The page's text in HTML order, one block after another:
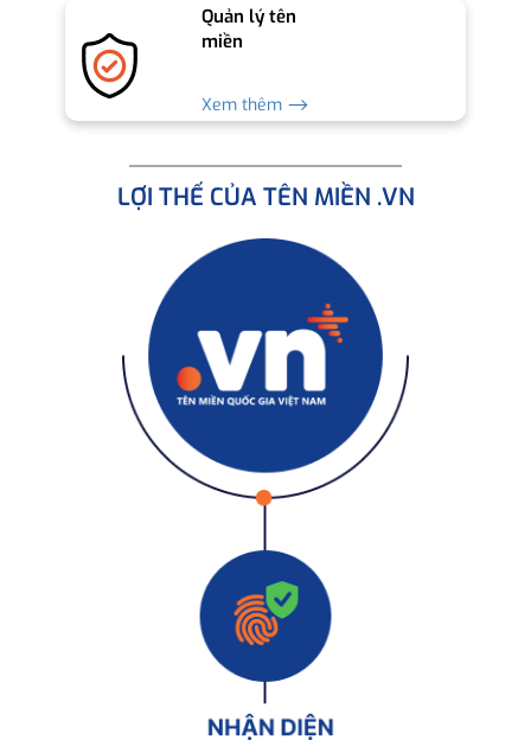
Quản lý tên
miền
Xem thêm ⟶
LỢI THẾ CỦA TÊN MIỀN .VN